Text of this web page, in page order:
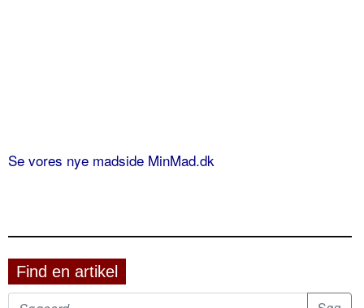
Se vores nye madside MinMad.dk
Find en artikel